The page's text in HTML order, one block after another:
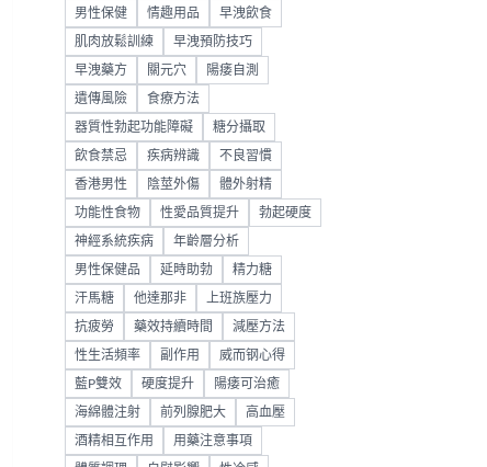
男性保健 情趣用品 早洩飲食
肌肉放鬆訓練 早洩預防技巧
早洩藥方 關元穴 陽痿自測
遺傳風險 食療方法
器質性勃起功能障礙 糖分攝取
飲食禁忌 疾病辨識 不良習慣
香港男性 陰莖外傷 體外射精
功能性食物 性愛品質提升 勃起硬度
神經系統疾病 年齡層分析
男性保健品 延時助勃 精力糖
汗馬糖 他達那非 上班族壓力
抗疲勞 藥效持續時間 減壓方法
性生活頻率 副作用 威而钢心得
藍P雙效 硬度提升 陽痿可治癒
海綿體注射 前列腺肥大 高血壓
酒精相互作用 用藥注意事項